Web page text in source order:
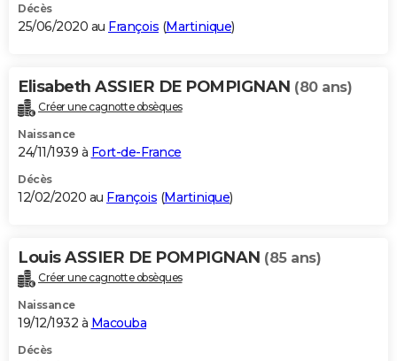
Décès
25/06/2020 au François (Martinique)
Elisabeth ASSIER DE POMPIGNAN (80 ans)
Créer une cagnotte obsèques
Naissance
24/11/1939 à Fort-de-France
Décès
12/02/2020 au François (Martinique)
Louis ASSIER DE POMPIGNAN (85 ans)
Créer une cagnotte obsèques
Naissance
19/12/1932 à Macouba
Décès